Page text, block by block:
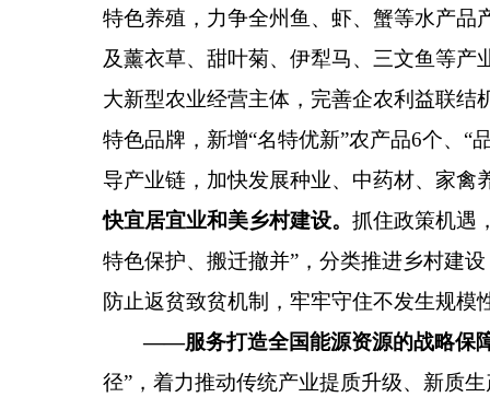
特色养殖，力争全州鱼、虾、蟹等水产品
及薰衣草、甜叶菊、伊犁马、三文鱼等产
大新型农业经营主体，完善企农利益联结
特色品牌，新增“名特优新”农产品6个、 “
导产业链，加快发展种业、中药材、家禽
快宜居宜业和美乡村建设。 抓住政策机遇
特色保护、搬迁撤并” ，分类推进乡村建
防止返贫致贫机制，牢牢守住不发生规模
——服务打造全国能源资源的战略保
径” ，着力推动传统产业提质升级、新质